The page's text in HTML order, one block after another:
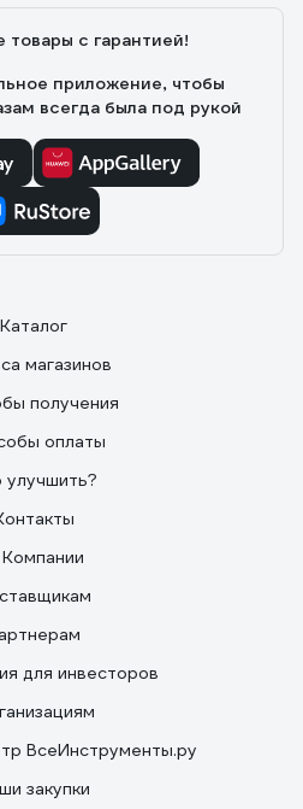
товары с гарантией!
приложение, чтобы
всегда была под рукой
Каталог
магазинов
получения
оплаты
улучшить?
для инвесторов
ВсеИнструменты.ру
закупки